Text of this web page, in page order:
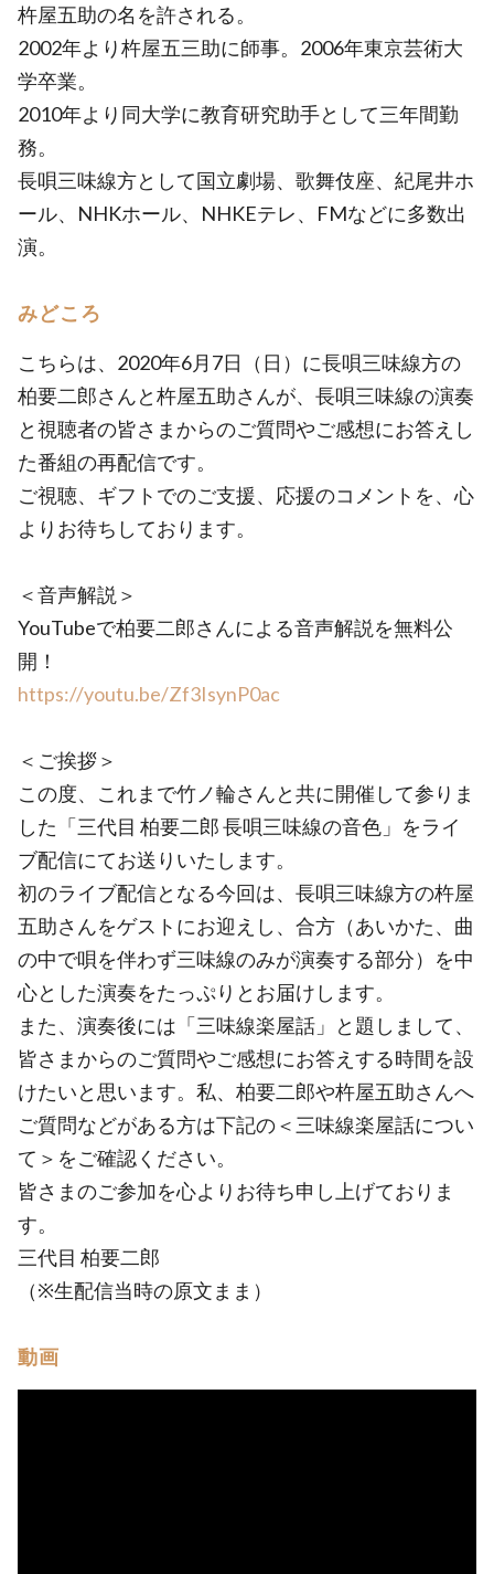
杵屋五助の名を許される。
2002年より杵屋五三助に師事。2006年東京芸術大
学卒業。
2010年より同大学に教育研究助手として三年間勤
務。
長唄三味線方として国立劇場、歌舞伎座、紀尾井ホ
ール、NHKホール、NHKEテレ、FMなどに多数出
演。
みどころ
こちらは、2020年6月7日（日）に長唄三味線方の
柏要二郎さんと杵屋五助さんが、長唄三味線の演奏
と視聴者の皆さまからのご質問やご感想にお答えし
た番組の再配信です。
ご視聴、ギフトでのご支援、応援のコメントを、心
よりお待ちしております。
＜音声解説＞
YouTubeで柏要二郎さんによる音声解説を無料公
開！
https://youtu.be/Zf3IsynP0ac
＜ご挨拶＞
この度、これまで竹ノ輪さんと共に開催して参りま
した「三代目 柏要二郎 長唄三味線の音色」をライ
ブ配信にてお送りいたします。
初のライブ配信となる今回は、長唄三味線方の杵屋
五助さんをゲストにお迎えし、合方（あいかた、曲
の中で唄を伴わず三味線のみが演奏する部分）を中
心とした演奏をたっぷりとお届けします。
また、演奏後には「三味線楽屋話」と題しまして、
皆さまからのご質問やご感想にお答えする時間を設
けたいと思います。私、柏要二郎や杵屋五助さんへ
ご質問などがある方は下記の＜三味線楽屋話につい
て＞をご確認ください。
皆さまのご参加を心よりお待ち申し上げておりま
す。
三代目 柏要二郎
（※生配信当時の原文まま）
動画